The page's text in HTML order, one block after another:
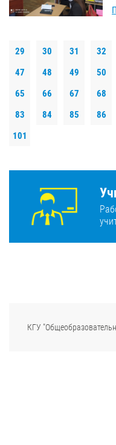
29 30 31 32
47
48 49 50
65
66 67 68
83
84 85 86
101
КГУ